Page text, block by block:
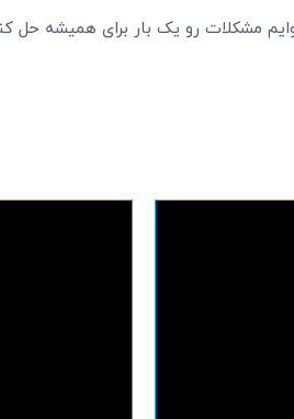
مشکلات رو یک بار برای همیشه حل